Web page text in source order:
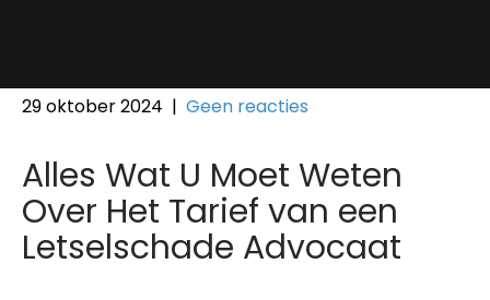
29 oktober 2024 | Geen reacties
Alles Wat U Moet Weten
Over Het Tarief van een
Letselschade Advocaat